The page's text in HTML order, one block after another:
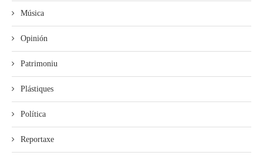
Música
Opinión
Patrimoniu
Plástiques
Política
Reportaxe